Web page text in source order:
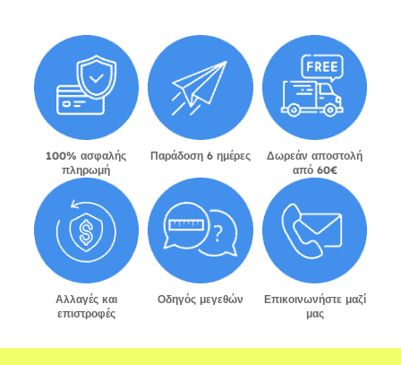
100% ασφαλής
πληρωμή
Παράδοση 6 ημέρες
Δωρεάν αποστολή
από 60€
Αλλαγές και
επιστροφές
Οδηγός μεγεθών
Επικοινωνήστε μαζί
μας